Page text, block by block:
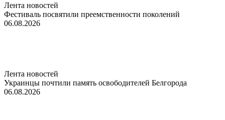
Лента новостей
Фестиваль посвятили преемственности поколений
06.08.2026
Лента новостей
Украинцы почтили память освободителей Белгорода
06.08.2026